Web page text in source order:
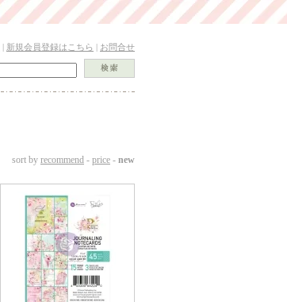
| 新規会員登録はこちら | お問合せ
sort by recommend - price - new